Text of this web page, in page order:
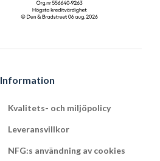
Information
Kvalitets- och miljöpolicy
Leveransvillkor
NFG:s användning av cookies